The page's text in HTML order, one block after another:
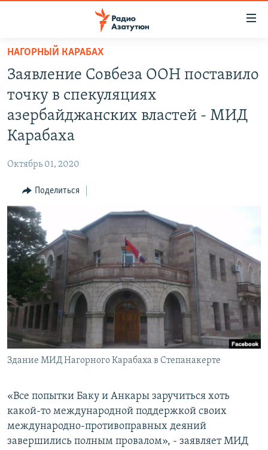
Перейти
основному
содержанию
Перейти
основной
Перейти
поиску
ПОЛИТИКА
ОБЩЕСТВО
РЕГИОН
НАГОРНЫЙ КАРАБАХ
КУЛЬТУРА
СПОРТ
АРХИВ
Հայերեն
English
Русский
Все сайты Радио Азатутюн
НАГОРНЫЙ КАРАБАХ
Заявление Совбеза ООН поставило
точку в спекуляциях
азербайджанских властей - МИД
Карабаха
Октябрь 01, 2020
Поделиться
Здание МИД Нагорного Карабаха в Степанакерте
«Все попытки Баку и Анкары заручиться хоть
какой-то международной поддержкой своих
международно-противоправных деяний
завершились полным провалом», - заявляет МИД